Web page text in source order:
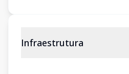
Infraestrutura